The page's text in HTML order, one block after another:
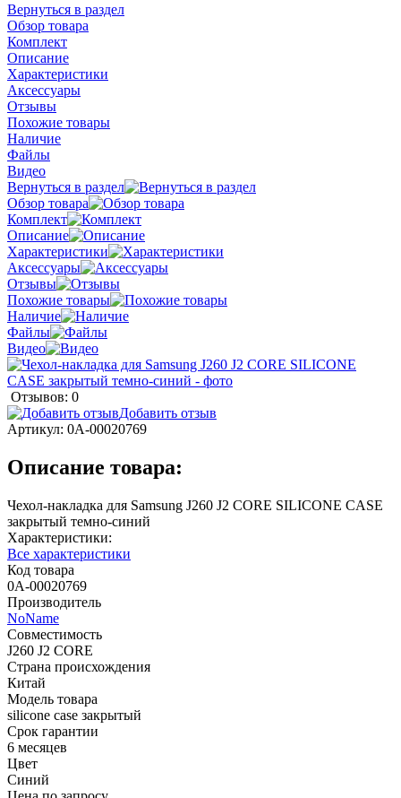
Вернуться в раздел
Обзор товара
Комплект
Описание
Характеристики
Аксессуары
Отзывы
Похожие товары
Наличие
Файлы
Видео
Вернуться в раздел
Обзор товара
Комплект
Описание
Характеристики
Аксессуары
Отзывы
Похожие товары
Наличие
Файлы
Видео
Отзывов: 0
Добавить отзыв
Артикул: 0А-00020769
Описание товара:
Чехол-накладка для Samsung J260 J2 CORE SILICONE CASE
закрытый темно-синий
Характеристики:
Все характеристики
Код товара
0А-00020769
Производитель
NoName
Совместимость
J260 J2 CORE
Страна происхождения
Китай
Модель товара
silicone case закрытый
Срок гарантии
6 месяцев
Цвет
Синий